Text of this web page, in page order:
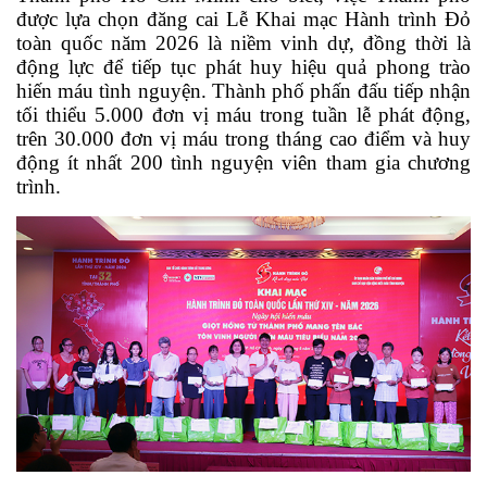
được lựa chọn đăng cai Lễ Khai mạc Hành trình Đỏ
toàn quốc năm 2026 là niềm vinh dự, đồng thời là
động lực để tiếp tục phát huy hiệu quả phong trào
hiến máu tình nguyện. Thành phố phấn đấu tiếp nhận
tối thiểu 5.000 đơn vị máu trong tuần lễ phát động,
trên 30.000 đơn vị máu trong tháng cao điểm và huy
động ít nhất 200 tình nguyện viên tham gia chương
trình.